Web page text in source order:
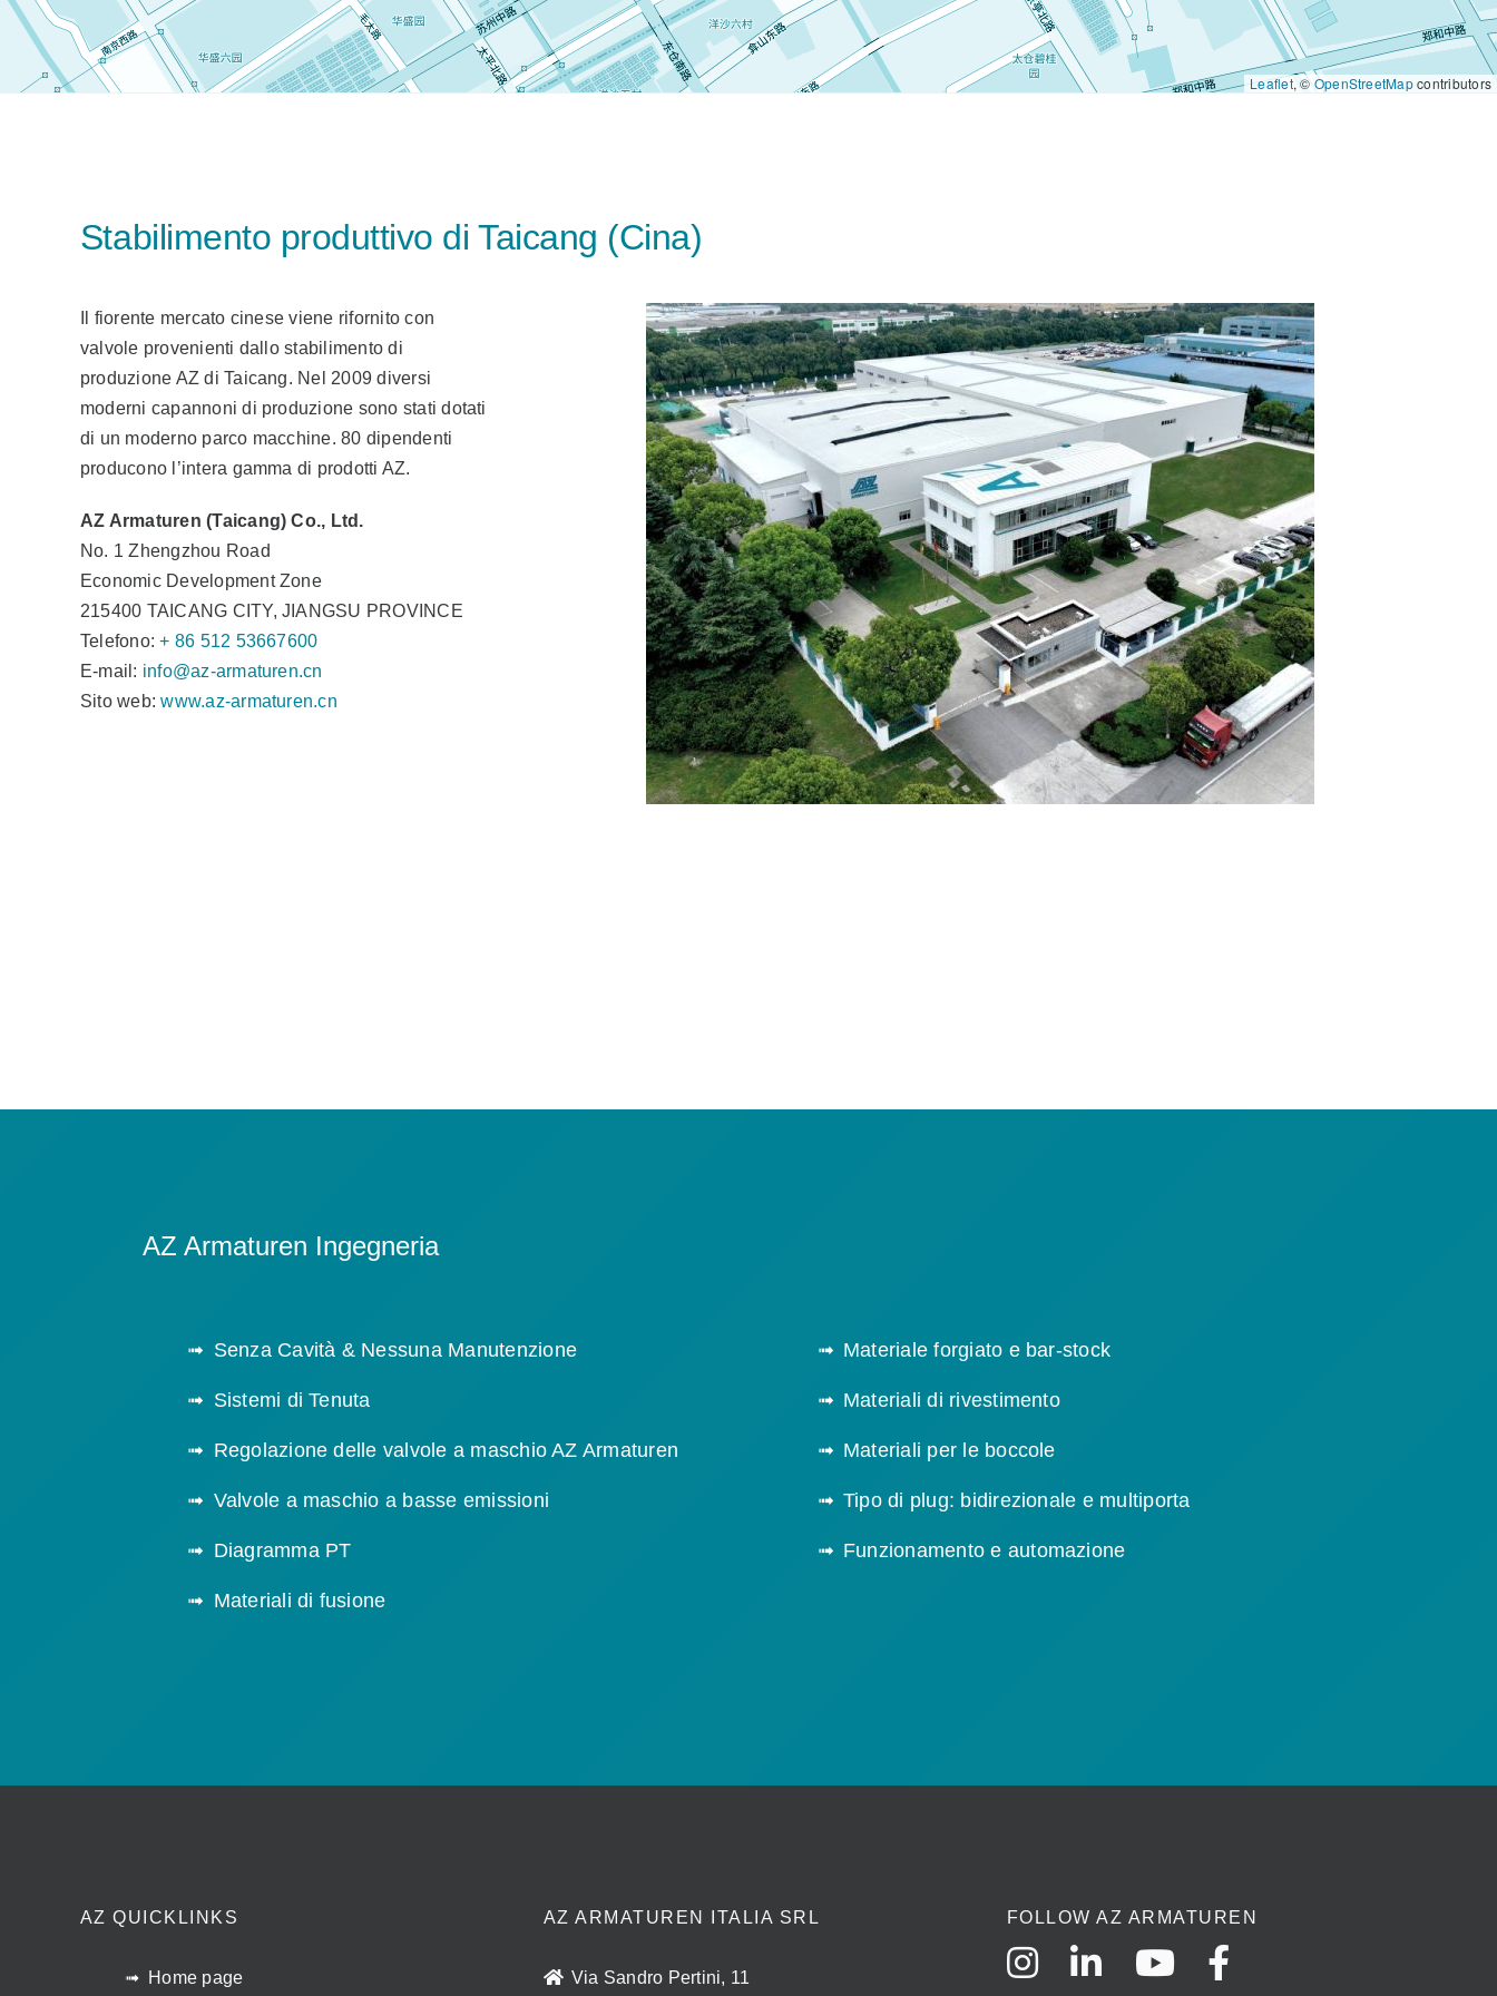
Leaflet, ©OpenStreetMapcontributors
Stabilimento produttivo di Taicang (Cina)
Il fiorente mercato cinese viene rifornito con
valvole provenienti dallo stabilimento di
produzione AZ di Taicang. Nel 2009 diversi
moderni capannoni di produzione sono stati dotati
di un moderno parco macchine. 80 dipendenti
producono l’intera gamma di prodotti AZ.
AZ Armaturen (Taicang) Co., Ltd.
No. 1 Zhengzhou Road
Economic Development Zone
215400 TAICANG CITY, JIANGSU PROVINCE
Telefono:+ 86 512 53667600
E-mail: info@az-armaturen.cn
Sito web:www.az-armaturen.cn
AZ Armaturen Ingegneria
Senza Cavità & Nessuna Manutenzione
Sistemi di Tenuta
Regolazione delle valvole a maschio AZ Armaturen
Valvole a maschio a basse emissioni
Diagramma PT
Materiali di fusione
Materiale forgiato e bar-stock
Materiali di rivestimento
Materiali per le boccole
Tipo di plug: bidirezionale e multiporta
Funzionamento e automazione
AZ QUICKLINKS
Home page
AZ ARMATUREN ITALIA SRL
Via Sandro Pertini, 11
FOLLOW AZ ARMATUREN